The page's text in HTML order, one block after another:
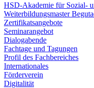
HSD-Akademie für Sozial-
Weiterbildungsmaster
Zertifikatsangebote
Seminarangebot
Dialogabende
Fachtage und Tagungen
Profil des Fachbereiches
Internationales
Förderverein
Digitalität